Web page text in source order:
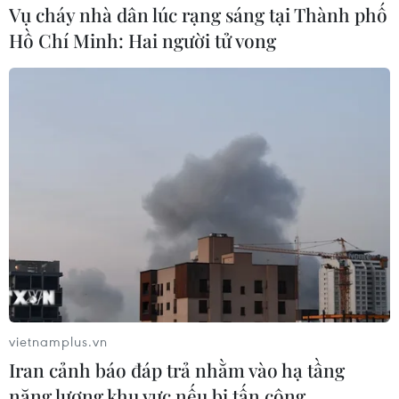
#Thiết bị an ninh
#Chiến dịch chống khủng bố
#Nhà nước Hồi giáo IS tự xưng
#Khủng bố châu Âu
#Người nhập cư châu Âu
TIN LIÊN QUAN
Vụ cháy nhà dân lúc rạng sáng tại Thành phố
Hồ Chí Minh: Hai người tử vong
vietnamplus.vn
Iran cảnh báo đáp trả nhằm vào hạ tầng